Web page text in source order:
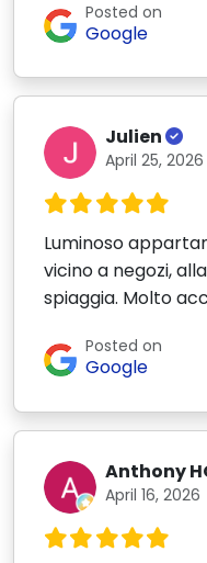
Posted on
Google
Julien
April 25, 2026
Luminoso
vicino a negozi,
spiaggia. Molto
Posted on
Google
Anthony
April 16, 2026